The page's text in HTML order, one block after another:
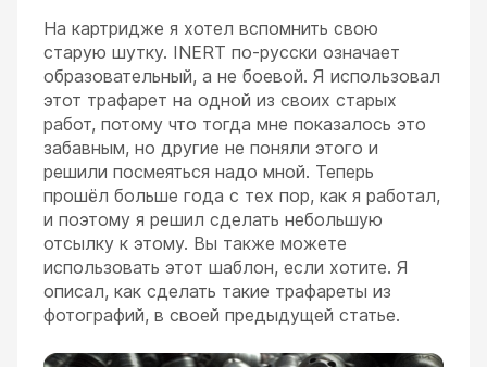
На картридже я хотел вспомнить свою
старую шутку. INERT по-русски означает
образовательный, а не боевой. Я использовал
этот трафарет на одной из своих старых
работ, потому что тогда мне показалось это
забавным, но другие не поняли этого и
решили посмеяться надо мной. Теперь
прошёл больше года с тех пор, как я работал,
и поэтому я решил сделать небольшую
отсылку к этому. Вы также можете
использовать этот шаблон, если хотите. Я
описал, как сделать такие трафареты из
фотографий, в своей предыдущей статье.